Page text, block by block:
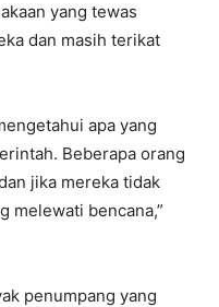
yang tewas
dan masih terikat
apa yang
Beberapa orang
jika mereka tidak
melewati bencana,”
penumpang yang